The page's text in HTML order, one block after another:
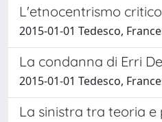
L'etnocentrismo
2015-01-01 Tedesco,
La condanna di Erri
2015-01-01 Tedesco,
La sinistra tra teoria e